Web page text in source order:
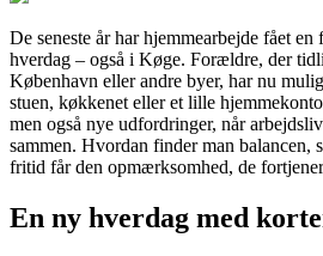
De seneste år har hjemmearbejde fået
hverdag – også i Køge. Forældre, der
København eller andre byer, har nu
stuen, køkkenet eller et lille
men også nye udfordringer, når
sammen. Hvordan finder man balancen,
fritid får den opmærksomhed, de
En ny hverdag med